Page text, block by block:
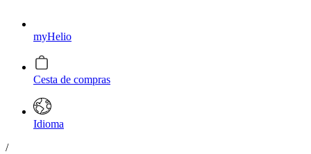
myHelio
Cesta de compras
Idioma
/